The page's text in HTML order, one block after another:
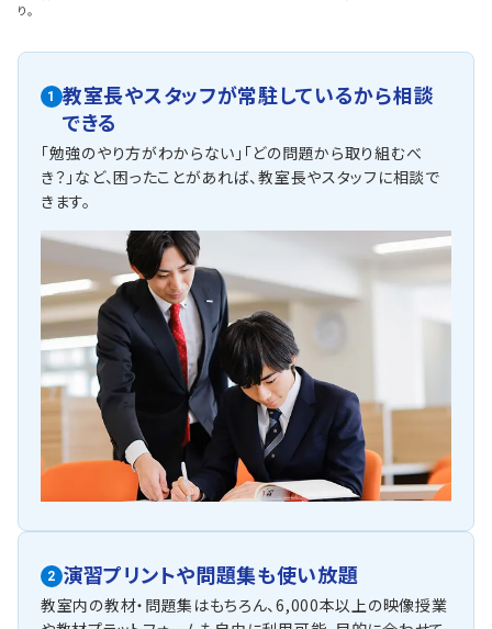
り。
1
教室長やスタッフが常駐しているから相談
できる
「勉強のやり方がわからない」「どの問題から取り組むべ
き？」など、困ったことがあれば、教室長やスタッフに相談で
きます。
2 演習プリントや問題集も使い放題
教室内の教材・問題集はもちろん、6,000本以上の映像授業